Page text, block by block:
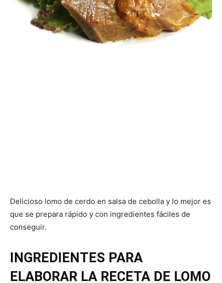
Delicioso lomo de cerdo en salsa de cebolla y lo mejor es
que se prepara rápido y con ingredientes fáciles de
conseguir.
INGREDIENTES PARA
ELABORAR LA RECETA DE LOMO